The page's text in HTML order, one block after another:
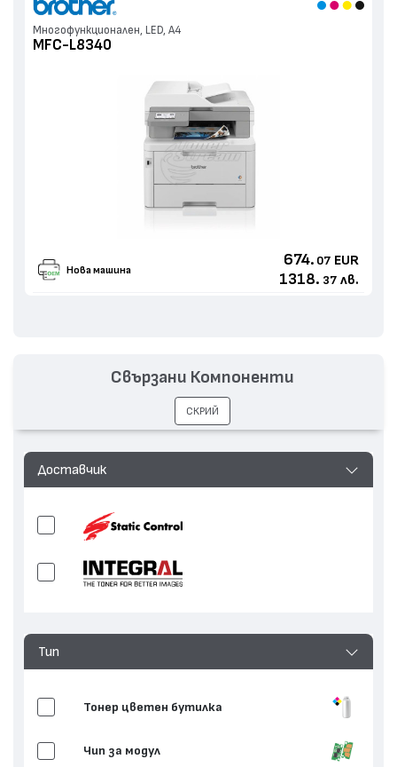
Многофункционален, LED, А4
MFC-L8340
Нова машина
674. 07 EUR
1318. 37 лв.
Доставчик
Тип
Тонер цветен бутилка
Чип за модул
Свързани Компоненти
СКРИЙ